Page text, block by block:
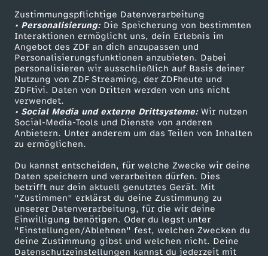
Zustimmungspflichtige Datenverarbeitung
• Personalisierung:Die Speicherung von bestimmten
Interaktionen ermöglicht uns, dein Erlebnis im
Angebot des ZDF an dich anzupassen und
Personalisierungsfunktionen anzubieten. Dabei
personalisieren wir ausschließlich auf Basis deiner
Nutzung von ZDF Streaming, der ZDFheute und
ZDFtivi. Daten von Dritten werden von uns nicht
verwendet.
• Social Media und externe Drittsysteme:Wir nutzen
Social-Media-Tools und Dienste von anderen
Anbietern. Unter anderem um das Teilen von Inhalten
zu ermöglichen.
Du kannst entscheiden, für welche Zwecke wir deine
Daten speichern und verarbeiten dürfen. Dies
betrifft nur dein aktuell genutztes Gerät. Mit
"Zustimmen" erklärst du deine Zustimmung zu
unserer Datenverarbeitung, für die wir deine
Einwilligung benötigen. Oder du legst unter
"Einstellungen/Ablehnen" fest, welchen Zwecken du
deine Zustimmung gibst und welchen nicht. Deine
Datenschutzeinstellungen kannst du jederzeit mit
Livestreams
Sendungen A-Z
TV-Programm
Zuschauerservice
Hilfe
ZDF Unternehmen
Karriere
ZDF goes Schule
Werbefernsehen
Mainzelmännchen